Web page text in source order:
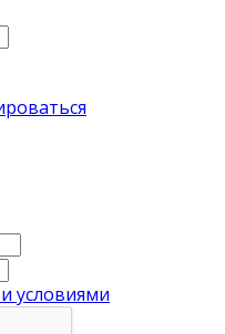
условиями